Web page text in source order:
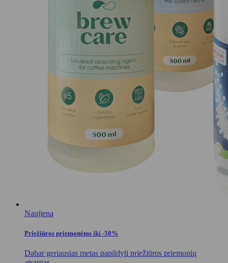
Naujiena
Priežiūros priemonėms iki -50%
Dabar geriausias metas papildyti priežiūros priemonių